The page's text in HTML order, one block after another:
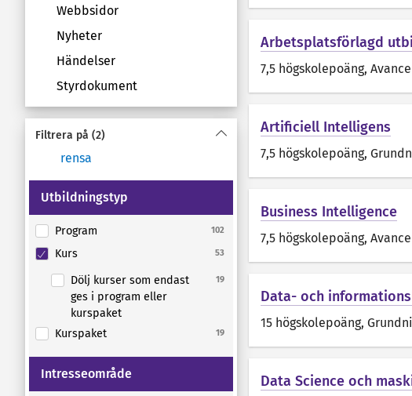
Webbsidor
Nyheter
Händelser
Styrdokument
Filtrera på (2)
rensa
Utbildningstyp
Program 102
Kurs 53
Dölj kurser som endast
ges i program eller
kurspaket
19
Kurspaket 19
Intresseområde
Arbetsplatsförlagd
7,5 högskolepoäng,
Artificiell Intelligens
7,5 högskolepoäng,
Business Intelligence
7,5 högskolepoäng,
Data- och
15 högskolepoäng,
Data Science och